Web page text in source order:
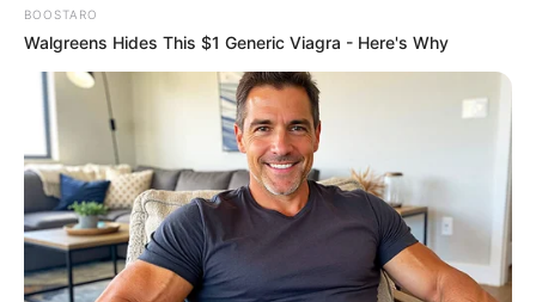
Câmara dos Deputados.
BOOSTARO
Walgreens Hides This $1 Generic Viagra - Here's Why